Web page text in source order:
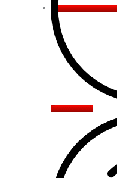
Financement